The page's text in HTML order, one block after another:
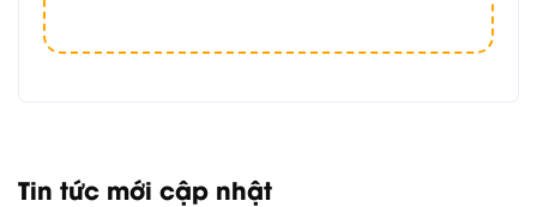
Tin tức mới cập nhật